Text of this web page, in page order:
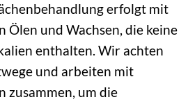
erfolgt mit
und Wachsen, die keine
enthalten. Wir achten
und arbeiten mit
zusammen, um die